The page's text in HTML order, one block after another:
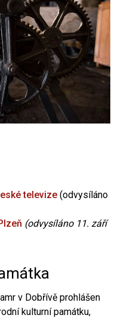
televize (odvysíláno
(odvysíláno 11. září
v Dobřívě prohlášen
kulturní památku,